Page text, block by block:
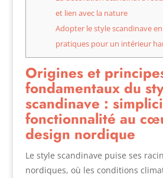
et lien avec la nature
Adopter le style scandinave
pratiques pour un intérieur
Origines et
fondamentaux du
scandinave :
fonctionnalité au
design nordique
Le style scandinave puise ses
nordiques, où les conditions